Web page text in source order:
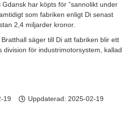
har köpts för ”sannolikt under
som fabriken enligt Di senast
2,4 miljarder kronor.
säger till Di att fabriken blir ett
division för industrimotorsystem, kallad
19 Uppdaterad: 2025-02-19